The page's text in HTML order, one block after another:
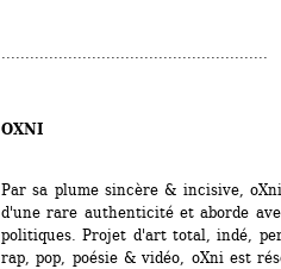
OXNI
Par sa plume sincère & incisive,
d'une rare authenticité et aborde
politiques. Projet d'art total, indé,
rap, pop, poésie & vidéo, oXni est